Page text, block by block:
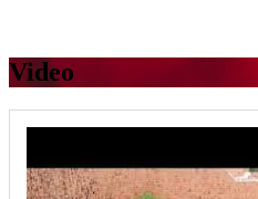
Video